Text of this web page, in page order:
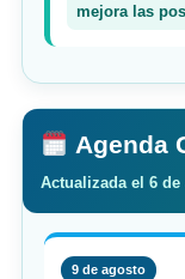
mejora las
Agenda
Actualizada el 6 de
9 de agosto